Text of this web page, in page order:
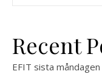
Recent
EFIT sista